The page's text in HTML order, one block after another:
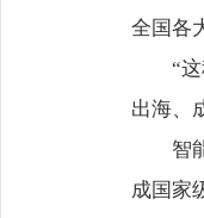
全国各
“
出海、
智
成国家